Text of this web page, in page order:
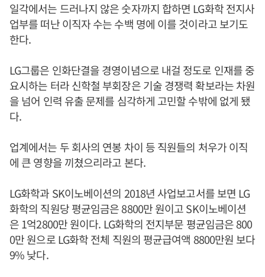
일각에서는 드러나지 않은 숫자까지 합하면 LG화학 전지사
업부를 떠난 이직자 수는 수백 명에 이를 것이라고 보기도
한다.
LG그룹은 인화단결을 경영이념으로 내걸 정도로 인재를 중
요시하는 터라 신학철 부회장은 기술 경쟁력 확보라는 차원
을 넘어 인력 유출 문제를 심각하게 고민할 수밖에 없게 됐
다.
업계에서는 두 회사의 연봉 차이 등 직원들의 처우가 이직
에 큰 영향을 끼쳤으리라고 본다.
LG화학과 SK이노베이션의 2018년 사업보고서를 보면 LG
화학의 직원당 평균임금은 8800만 원이고 SK이노베이션
은 1억2800만 원이다. LG화학의 전지부문 평균임금은 800
0만 원으로 LG화학 전체 직원의 평균급여액 8800만원 보다
9% 낮다.